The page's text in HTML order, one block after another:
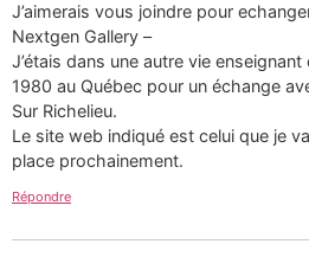
J’aimerais vous joindre pour
Nextgen Gallery –
J’étais dans une autre vie
1980 au Québec pour un échange
Sur Richelieu.
Le site web indiqué est celui que je
place prochainement.
Répondre